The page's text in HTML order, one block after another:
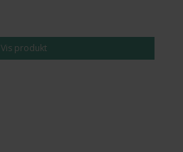
Vis produkt